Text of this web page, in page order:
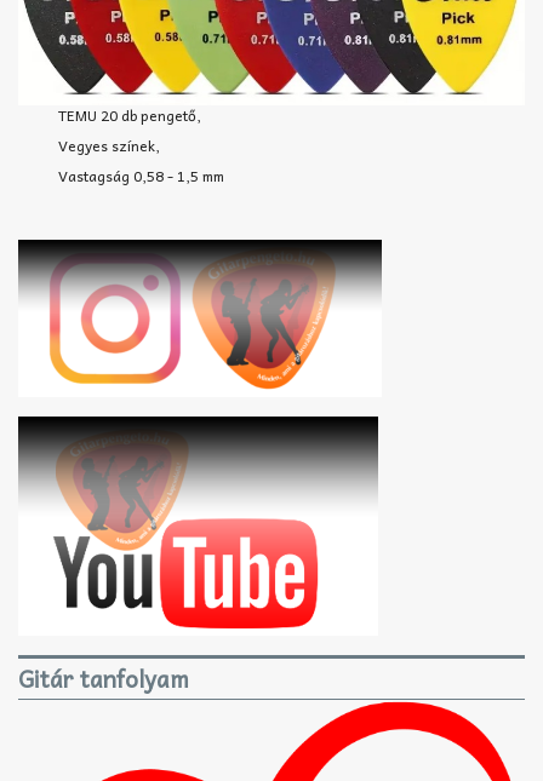
TEMU 20 db pengető,
Vegyes színek,
Vastagság 0,58 - 1,5 mm
Gitár tanfolyam